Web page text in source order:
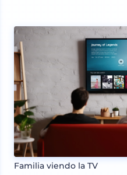
Familia viendo la TV